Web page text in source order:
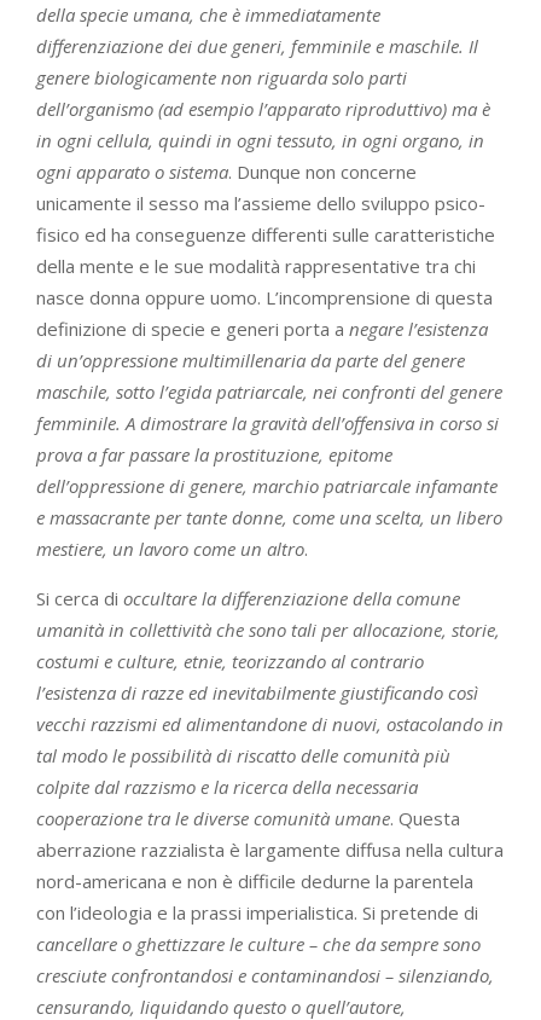
della specie umana, che è immediatamente
differenziazione dei due generi, femminile e maschile. Il
genere biologicamente non riguarda solo parti
dell’organismo (ad esempio l’apparato riproduttivo) ma è
in ogni cellula, quindi in ogni tessuto, in ogni organo, in
ogni apparato o sistema. Dunque non concerne
unicamente il sesso ma l’assieme dello sviluppo psico-
fisico ed ha conseguenze differenti sulle caratteristiche
della mente e le sue modalità rappresentative tra chi
nasce donna oppure uomo. L’incomprensione di questa
definizione di specie e generi porta a negare l’esistenza
di un’oppressione multimillenaria da parte del genere
maschile, sotto l’egida patriarcale, nei confronti del genere
femminile. A dimostrare la gravità dell’offensiva in corso si
prova a far passare la prostituzione, epitome
dell’oppressione di genere, marchio patriarcale infamante
e massacrante per tante donne, come una scelta, un libero
mestiere, un lavoro come un altro.
Si cerca di occultare la differenziazione della comune
umanità in collettività che sono tali per allocazione, storie,
costumi e culture, etnie, teorizzando al contrario
l’esistenza di razze ed inevitabilmente giustificando così
vecchi razzismi ed alimentandone di nuovi, ostacolando in
tal modo le possibilità di riscatto delle comunità più
colpite dal razzismo e la ricerca della necessaria
cooperazione tra le diverse comunità umane. Questa
aberrazione razzialista è largamente diffusa nella cultura
nord-americana e non è difficile dedurne la parentela
con l’ideologia e la prassi imperialistica. Si pretende di
cancellare o ghettizzare le culture – che da sempre sono
cresciute confrontandosi e contaminandosi – silenziando,
censurando, liquidando questo o quell’autore,